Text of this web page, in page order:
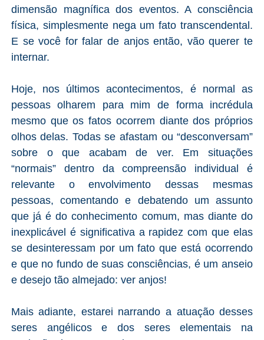
dimensão magnífica dos eventos. A consciência
física, simplesmente nega um fato transcendental.
E se você for falar de anjos então, vão querer te
internar.
Hoje, nos últimos acontecimentos, é normal as
pessoas olharem para mim de forma incrédula
mesmo que os fatos ocorrem diante dos próprios
olhos delas. Todas se afastam ou “desconversam”
sobre o que acabam de ver. Em situações
“normais” dentro da compreensão individual é
relevante o envolvimento dessas mesmas
pessoas, comentando e debatendo um assunto
que já é do conhecimento comum, mas diante do
inexplicável é significativa a rapidez com que elas
se desinteressam por um fato que está ocorrendo
e que no fundo de suas consciências, é um anseio
e desejo tão almejado: ver anjos!
Mais adiante, estarei narrando a atuação desses
seres angélicos e dos seres elementais na